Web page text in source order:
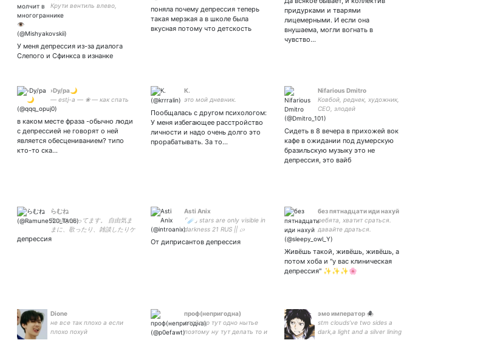
Крути вентиль влево,
ХВАТИТ КРУТИТЬ ВЕНТИЛЬ.
У меня депрессия из-за диалога
Слепого и Сфинкса в изнанке
поняла почему депрессия теперь
такая мерзкая а в школе была
вкусная потому что детскость
придурками и тварями
лицемерными. И если она
внушаема, могли вогнать в
чувство…
›Dy/ра🌙
— estj-a — ❀ — как спать
в каком месте фраза -обычно люди
с депрессией не говорят о ней
является обесцениванием? типо
кто-то ска…
К.
это мой дневник.
Пообщалась с другом психологом:
У меня избегающее расстройство
личности и надо очень долго это
прорабатывать. За то…
Nifarious Dmitro
Ковбой, реднек, художник,
CEO, злодей
Сидеть в 8 вечера в прихожей вок
кафе в ожидании под думерскую
бразильскую музыку это не
депрессия, это вайб
らむね
Realityやってます。 自由気ま
まに、歌ったり、雑談したりゲ
ームしたりしてます() ブレソ
депрессия
Asti Anix
⌜☄️⌟ stars are only visible in
darkness 21 RUS || ⌕›
От диприсантов депрессия
без пятнадцати иди нахуй
ребята, хватит сраться.
давайте драться.
Живёшь такой, живёшь, живёшь, а
потом хоба и "у вас клиническая
депрессия" ✨✨✨🌸
Dione
не все так плохо а если
плохо похуй
проф(непригодна)
спойлер тут одно нытье
поэтому ну тут делать то и
эмо император 🕷
stm clouds’ve two sides a
dark,a light and a silver lining